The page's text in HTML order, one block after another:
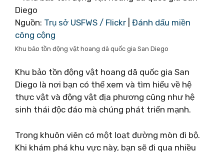
Nguồn: Trụ sở USFWS / Flickr Đánh dấu miền
công cộng
Khu bảo tồn động vật hoang dã quốc gia San Diego
Khu bảo tồn động vật hoang dã quốc gia San
Diego là nơi bạn có thể xem và tìm hiểu về hệ
thực vật và động vật địa phương cũng như hệ
sinh thái độc đáo mà chúng phát triển mạnh.
Trong khuôn viên có một loạt đường mòn đi bộ.
Khi khám phá khu vực này, bạn sẽ đi qua nhiều